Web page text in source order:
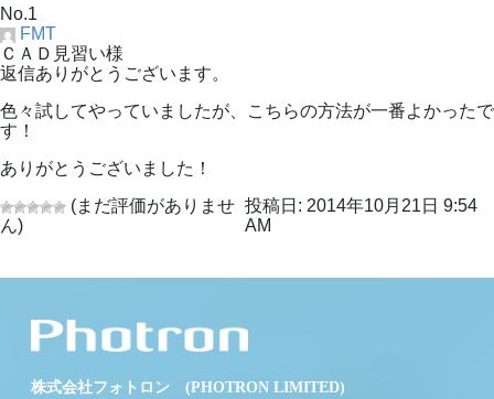
No.1
FMT
ＣＡＤ見習い様
返信ありがとうございます。
色々試してやっていましたが、こちらの方法が一番よかったで
す！
ありがとうございました！
(まだ評価がありませ
ん)
投稿日: 2014年10月21日 9:54
AM
株式会社フォトロン (PHOTRON LIMITED)